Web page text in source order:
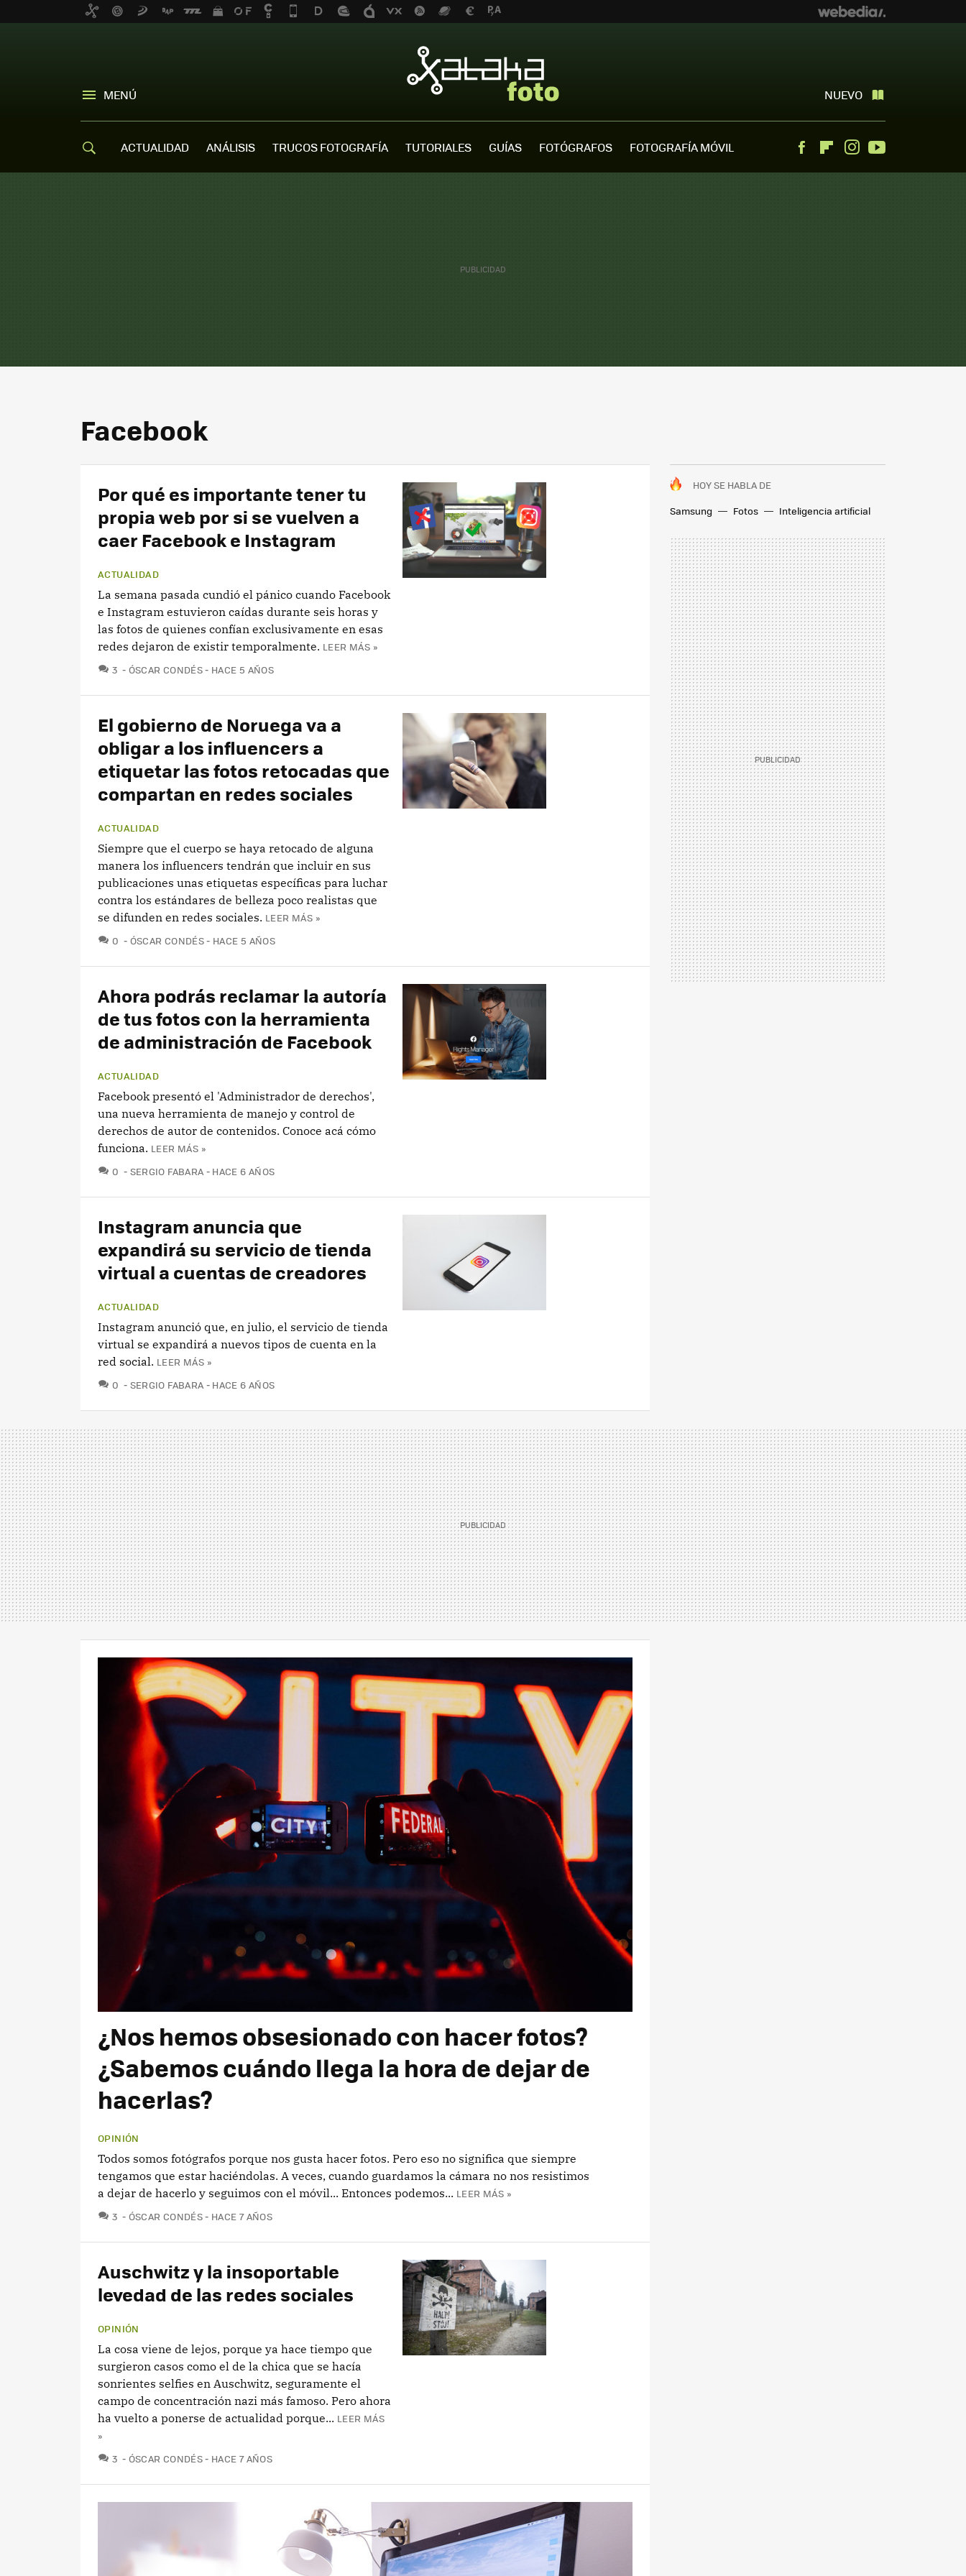
MENÚ NUEVO
ACTUALIDAD ANÁLISIS TRUCOS FOTOGRAFÍA TUTORIALES GUÍAS FOTÓGRAFOS FOTOGRAFÍA MÓVIL FacebookFlipboardInstagram
Facebook
HOY SE HABLA DE
Samsung
Fotos Inteligencia artificial
Por qué es importante tener tu
propia web por si se vuelven a
caer Facebook e Instagram
ACTUALIDAD
La semana pasada cundió el pánico cuando Facebook
e Instagram estuvieron caídas durante seis horas y
las fotos de quienes confían exclusivamente en esas
redes dejaron de existir temporalmente. LEER MÁS »
3 COMENTARIOS
ÓSCAR CONDÉS HACE 5 AÑOS
El gobierno de Noruega va a
obligar a los influencers a
etiquetar las fotos retocadas que
compartan en redes sociales
ACTUALIDAD
Siempre que el cuerpo se haya retocado de alguna
manera los influencers tendrán que incluir en sus
publicaciones unas etiquetas específicas para luchar
contra los estándares de belleza poco realistas que
se difunden en redes sociales. LEER MÁS »
0 COMENTARIOS
ÓSCAR CONDÉS HACE 5 AÑOS
Ahora podrás reclamar la autoría
de tus fotos con la herramienta
de administración de Facebook
ACTUALIDAD
Facebook presentó el 'Administrador de derechos',
una nueva herramienta de manejo y control de
derechos de autor de contenidos. Conoce acá cómo
funciona. LEER MÁS »
0 COMENTARIOS
SERGIO FABARA HACE 6 AÑOS
Instagram anuncia que
expandirá su servicio de tienda
virtual a cuentas de creadores
ACTUALIDAD
Instagram anunció que, en julio, el servicio de tienda
virtual se expandirá a nuevos tipos de cuenta en la
red social. LEER MÁS »
0 COMENTARIOS
SERGIO FABARA HACE 6 AÑOS
¿Nos hemos obsesionado con hacer fotos?
¿Sabemos cuándo llega la hora de dejar de
hacerlas?
OPINIÓN
Todos somos fotógrafos porque nos gusta hacer fotos. Pero eso no significa que siempre
tengamos que estar haciéndolas. A veces, cuando guardamos la cámara no nos resistimos
a dejar de hacerlo y seguimos con el móvil... Entonces podemos... LEER MÁS »
3 COMENTARIOS
ÓSCAR CONDÉS HACE 7 AÑOS
Auschwitz y la insoportable
levedad de las redes sociales
OPINIÓN
La cosa viene de lejos, porque ya hace tiempo que
surgieron casos como el de la chica que se hacía
sonrientes selfies en Auschwitz, seguramente el
campo de concentración nazi más famoso. Pero ahora
ha vuelto a ponerse de actualidad porque... LEER MÁS
»
3 COMENTARIOS
ÓSCAR CONDÉS HACE 7 AÑOS